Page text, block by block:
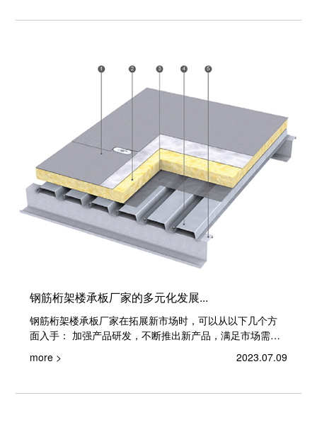
钢筋桁架楼承板厂家的多元化发展...
钢筋桁架楼承板厂家在拓展新市场时，可以从以下几个方
面入手： 加强产品研发，不断推出新产品，满足市场需
more > 2023.07.09